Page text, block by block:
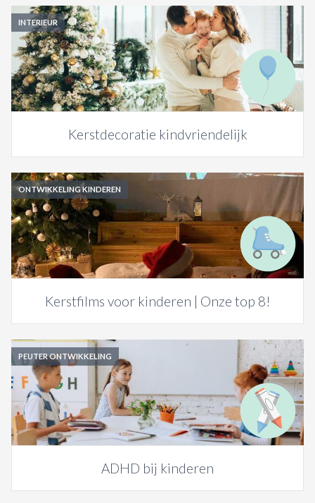
INTERIEUR
Kerstdecoratie kindvriendelijk
ONTWIKKELING KINDEREN
Kerstfilms voor kinderen | Onze top 8!
PEUTER ONTWIKKELING
ADHD bij kinderen